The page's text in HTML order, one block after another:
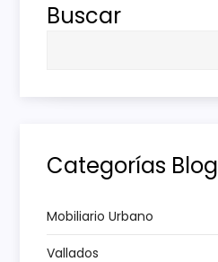
a
ó
n
d
Buscar
Categorías Blog
Mobiliario Urbano
Vallados